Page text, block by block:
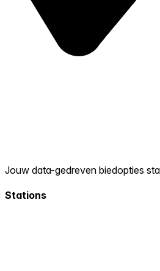
Jouw data-gedreven biedopties
Stations